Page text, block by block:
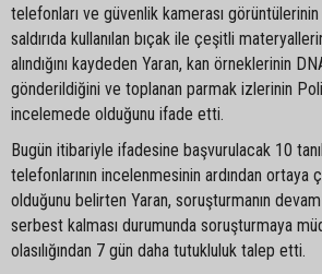
telefonları ve güvenlik kamerası
saldırıda kullanılan bıçak ile çeşitli
alındığını kaydeden Yaran, kan örneklerinin
gönderildiğini ve toplanan parmak izlerinin
incelemede olduğunu ifade etti.
Bugün itibariyle ifadesine başvurulacak 10
telefonlarının incelenmesinin ardından ortaya
olduğunu belirten Yaran, soruşturmanın
serbest kalması durumunda soruşturmaya
olasılığından 7 gün daha tutukluluk talep etti.